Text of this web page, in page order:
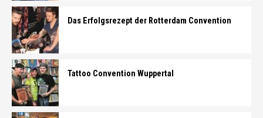
Das Erfolgsrezept der Rotterdam Convention
Tattoo Convention Wuppertal